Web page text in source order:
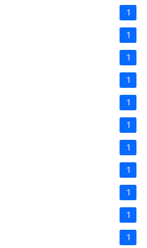
1
1
1
1
1
1
1
1
1
1
1